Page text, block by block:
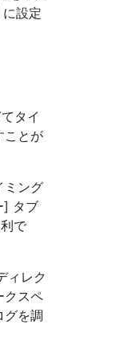
設定
タイ
ことが
ミング
] タブ
で
ィレク
クスペ
グを調